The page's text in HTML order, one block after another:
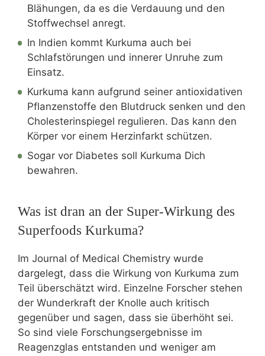
Blähungen, da es die Verdauung und den
Stoffwechsel anregt.
In Indien kommt Kurkuma auch bei
Schlafstörungen und innerer Unruhe zum
Einsatz.
Kurkuma kann aufgrund seiner antioxidativen
Pflanzenstoffe den Blutdruck senken und den
Cholesterinspiegel regulieren. Das kann den
Körper vor einem Herzinfarkt schützen.
Sogar vor Diabetes soll Kurkuma Dich
bewahren.
Was ist dran an der Super-Wirkung des
Superfoods Kurkuma?
Im Journal of Medical Chemistry wurde
dargelegt, dass die Wirkung von Kurkuma zum
Teil überschätzt wird. Einzelne Forscher stehen
der Wunderkraft der Knolle auch kritisch
gegenüber und sagen, dass sie überhöht sei.
So sind viele Forschungsergebnisse im
Reagenzglas entstanden und weniger am